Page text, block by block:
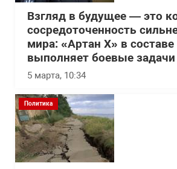
Взгляд в будущее — это
сосредоточенность
мира: «Артан Х» в
выполняет боевые задачи
5 марта, 10:34
Политика